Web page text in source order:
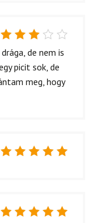
Értékelés:
/ 5
de nem is
picit sok, de
meg, hogy